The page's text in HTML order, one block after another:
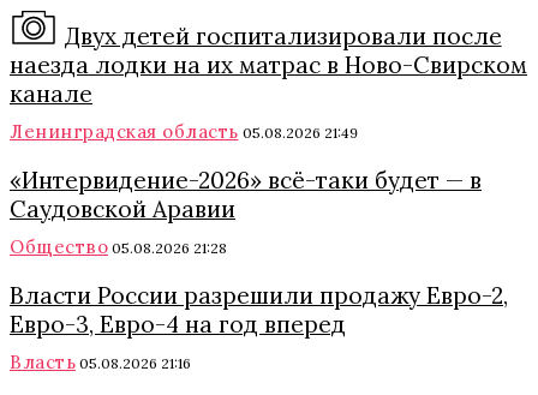
Двух детей госпитализировали после
наезда лодки на их матрас в Ново-Свирском
канале
Ленинградская область 05.08.2026 21:49
«Интервидение-2026» всё-таки будет — в
Саудовской Аравии
Общество 05.08.2026 21:28
Власти России разрешили продажу Евро-2,
Евро-3, Евро-4 на год вперед
Власть 05.08.2026 21:16